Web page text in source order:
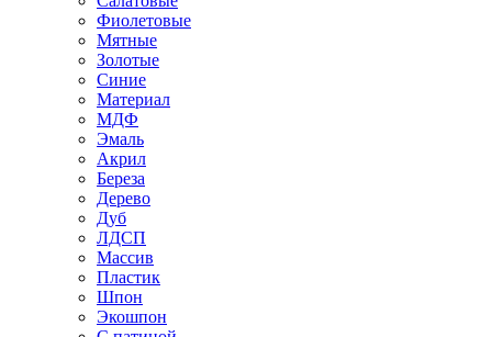
Фиолетовые
Мятные
Золотые
Синие
Материал
МДФ
Эмаль
Акрил
Береза
Дерево
Дуб
ЛДСП
Массив
Пластик
Шпон
Экошпон